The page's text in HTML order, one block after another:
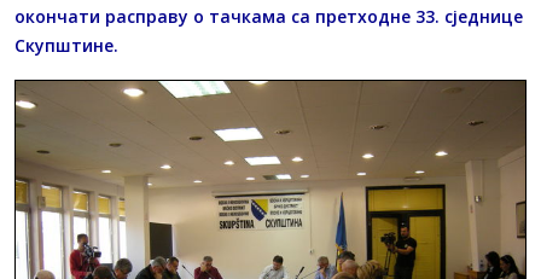
окончати расправу о тачкама са претходне 33. сједнице
Скупштине.